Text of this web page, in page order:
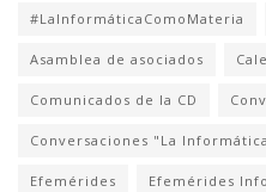
#LaInformáticaComoMateria
Asamblea de asociados
Comunicados de la CD
Conversaciones "La
Efemérides Efemérides